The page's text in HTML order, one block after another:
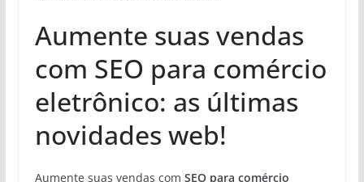
Aumente suas vendas
com SEO para comércio
eletrônico: as últimas
novidades web!
Aumente suas vendas com SEO para comércio